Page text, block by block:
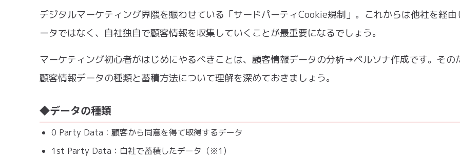
デジタルマーケティング界隈を賑わせている「サードパーティCookie規制」。これからは他社を経由
ータではなく、自社独自で顧客情報を収集していくことが最重要になるでしょう。
マーケティング初心者がはじめにやるべきことは、顧客情報データの分析→ペルソナ作成です。その
顧客情報データの種類と蓄積方法について理解を深めておきましょう。
◆データの種類
0 Party Data：顧客から同意を得て取得するデータ
1st Party Data：自社で蓄積したデータ（※1)